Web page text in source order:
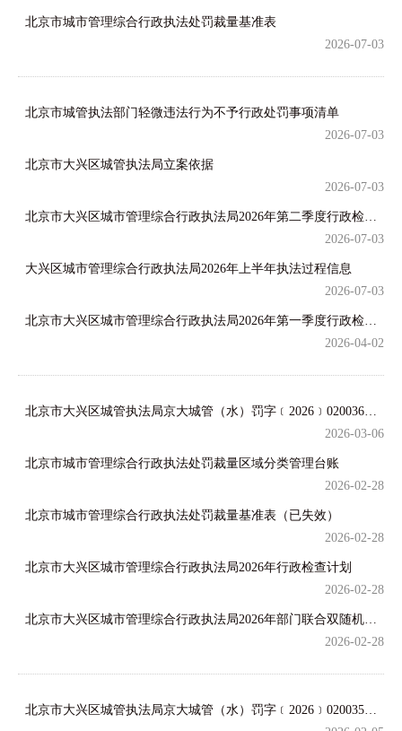
北京市城市管理综合行政执法处罚裁量基准表
2026-07-03
北京市城管执法部门轻微违法行为不予行政处罚事项清单
2026-07-03
北京市大兴区城管执法局立案依据
2026-07-03
北京市大兴区城市管理综合行政执法局2026年第二季度行政检查结果
2026-07-03
大兴区城市管理综合行政执法局2026年上半年执法过程信息
2026-07-03
北京市大兴区城市管理综合行政执法局2026年第一季度行政检查结果
2026-04-02
北京市大兴区城管执法局京大城管（水）罚字﹝2026﹞020036号行政处罚决定
2026-03-06
北京市城市管理综合行政执法处罚裁量区域分类管理台账
2026-02-28
北京市城市管理综合行政执法处罚裁量基准表（已失效）
2026-02-28
北京市大兴区城市管理综合行政执法局2026年行政检查计划
2026-02-28
北京市大兴区城市管理综合行政执法局2026年部门联合双随机抽查计划
2026-02-28
北京市大兴区城管执法局京大城管（水）罚字﹝2026﹞020035号行政处罚决定